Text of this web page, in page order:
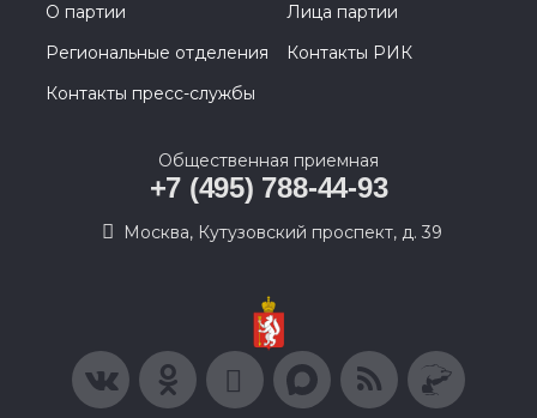
О партии
Лица партии
Региональные отделения
Контакты РИК
Контакты пресс-службы
Общественная приемная
+7 (495) 788-44-93
Москва, Кутузовский проспект, д. 39